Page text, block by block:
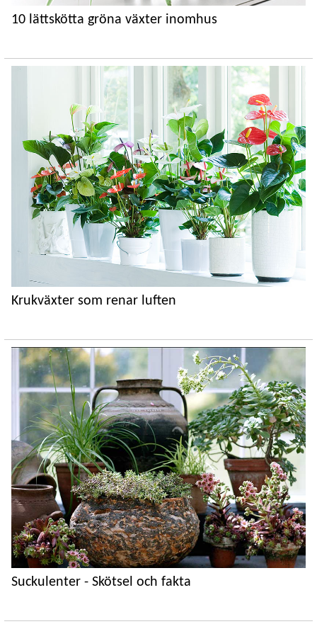
10 lättskötta gröna växter inomhus
Krukväxter som renar luften
Suckulenter - Skötsel och fakta